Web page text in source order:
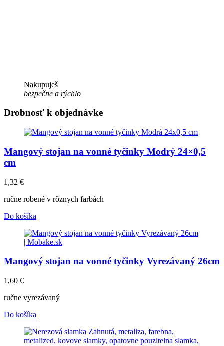
Nakupuješ
bezpečne a rýchlo
Drobnosť k objednávke
Mangový stojan na vonné tyčinky Modrý 24×0,5
cm
1,32 €
ručne robené v rôznych farbách
Do košíka
Mangový stojan na vonné tyčinky Vyrezávaný 26cm
1,60 €
ručne vyrezávaný
Do košíka